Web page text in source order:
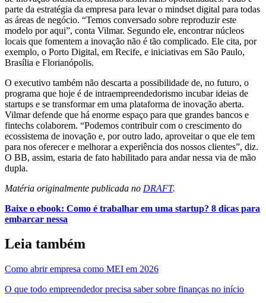
parte da estratégia da empresa para levar o mindset digital para todas
as áreas de negócio. “Temos conversado sobre reproduzir este
modelo por aqui”, conta Vilmar. Segundo ele, encontrar núcleos
locais que fomentem a inovação não é tão complicado. Ele cita, por
exemplo, o Porto Digital, em Recife, e iniciativas em São Paulo,
Brasília e Florianópolis.
O executivo também não descarta a possibilidade de, no futuro, o
programa que hoje é de intraempreendedorismo incubar ideias de
startups e se transformar em uma plataforma de inovação aberta.
Vilmar defende que há enorme espaço para que grandes bancos e
fintechs colaborem. “Podemos contribuir com o crescimento do
ecossistema de inovação e, por outro lado, aproveitar o que ele tem
para nos oferecer e melhorar a experiência dos nossos clientes”, diz.
O BB, assim, estaria de fato habilitado para andar nessa via de mão
dupla.
Matéria originalmente publicada no DRAFT.
Baixe o ebook: Como é trabalhar em uma startup? 8 dicas para
embarcar nessa
Leia também
Como abrir empresa como MEI em 2026
O que todo empreendedor precisa saber sobre finanças no início